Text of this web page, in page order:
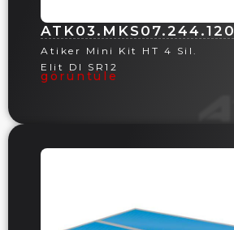
ATK03.MKS07.244.120
Atiker Mini Kit HT 4 Sil.
Elit DI SR12
görüntüle